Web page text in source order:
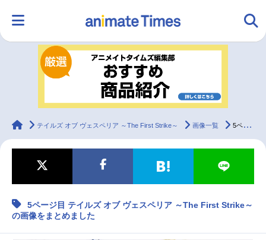
ランキング アニメ
ラジオ 映画
マンガ・ラノベ ゲーム・アプリ 音楽 コスプレ
2.5次元 配信・Vtuber トレンド
最新記事一覧
animateTimes
テイルズ オブ ヴェスペリア ～The First Strike～ 画像一覧 5ページ目 テイルズ オブ ヴェスペリア ～The First Strike～の画像をまとめました
5ページ目 テイルズ オブ ヴェスペリア ～The First Strike～
の画像をまとめました